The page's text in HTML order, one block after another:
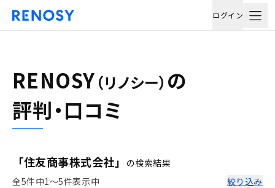
ログイン
RENOSY （リノシー） の
評判・口コミ
「住友商事株式会社」
の検索結果
全5件中1〜5件表示中
絞り込み